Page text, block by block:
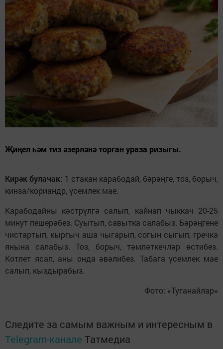
Җиңел һәм тиз әзерләнә торган ураза ризыгы.
Кирәк булачак: 1 стакан карабодай, бәрәңге, тоз, борыч,
кинза/кориандр, үсемлек мае.
Карабодайны кәстрүлгә салып, кайнап чыккач 20-25
минут пешерәбез. Суытып, савытка салабыз. Бәрәңгене
чистартып, кыргыч аша чыгарып, согын сыгып, гречка
янына салабыз. Тоз, борыч, тәмләткечләр өстибез.
Котлет ясап, аны онда әвәлибез. Табага үсемлек мае
салып, кыздырабыз.
Фото: «Туганайлар»
Следите за самым важным и интересным в
Telegram-канале Татмедиа